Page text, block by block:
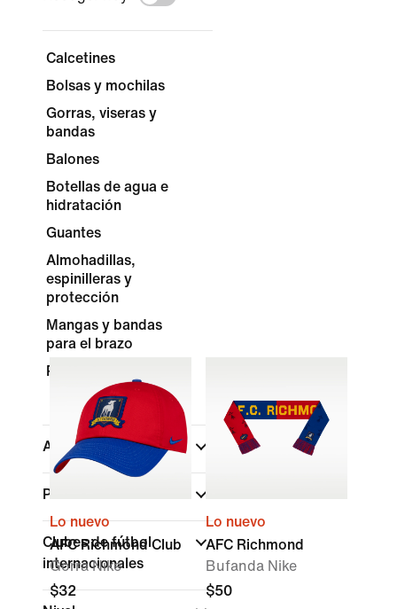
Calcetines
Bolsas y mochilas
Gorras, viseras y
bandas
Balones
Botellas de agua e
hidratación
Guantes
Almohadillas,
espinilleras y
protección
Mangas y bandas
para el brazo
Póster
Atletas
Países
Clubes de fútbol
internacionales
Lo nuevo
AFC Richmond Club
Gorra Nike
$32
Lo nuevo
AFC Richmond
Bufanda Nike
$50